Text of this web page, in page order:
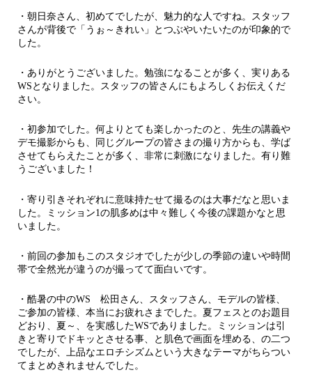
・朝日奈さん、初めてでしたが、魅力的な人ですね。スタッフ
さんが背後で「うぉ～きれい」とつぶやいたいたのが印象的で
した。
・ありがとうございました。勉強になることが多く、実りある
WSとなりました。スタッフの皆さんにもよろしくお伝えくだ
さい。
・初参加でした。何よりとても楽しかったのと、先生の講義や
デモ撮影からも、同じグループの皆さまの撮り方からも、学ば
させてもらえたことが多く、非常に刺激になりました。有り難
うございました！
・寄り引きそれぞれに意味持たせて撮るのは大事だなと思いま
した。ミッション1の肌多めは中々難しく今後の課題かなと思
いました。
・前回の参加もこのスタジオでしたが少しの季節の違いや時間
帯で全然光が違うのが撮ってて面白いです。
・酷暑の中のWS 松田さん、スタッフさん、モデルの皆様、
ご参加の皆様、本当にお疲れさまでした。夏フェスとのお題目
どおり、夏～、を実感したWSでありました。ミッションは引
きと寄りでドキッとさせる事、と肌色で画面を埋める、の二つ
でしたが、上品なエロチシズムという大きなテーマがちらつい
てまとめきれませんでした。